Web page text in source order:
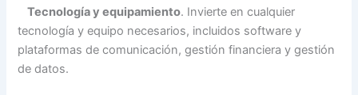
Tecnología y equipamiento. Invierte en cualquier
tecnología y equipo necesarios, incluidos software y
plataformas de comunicación, gestión financiera y gestión
de datos.